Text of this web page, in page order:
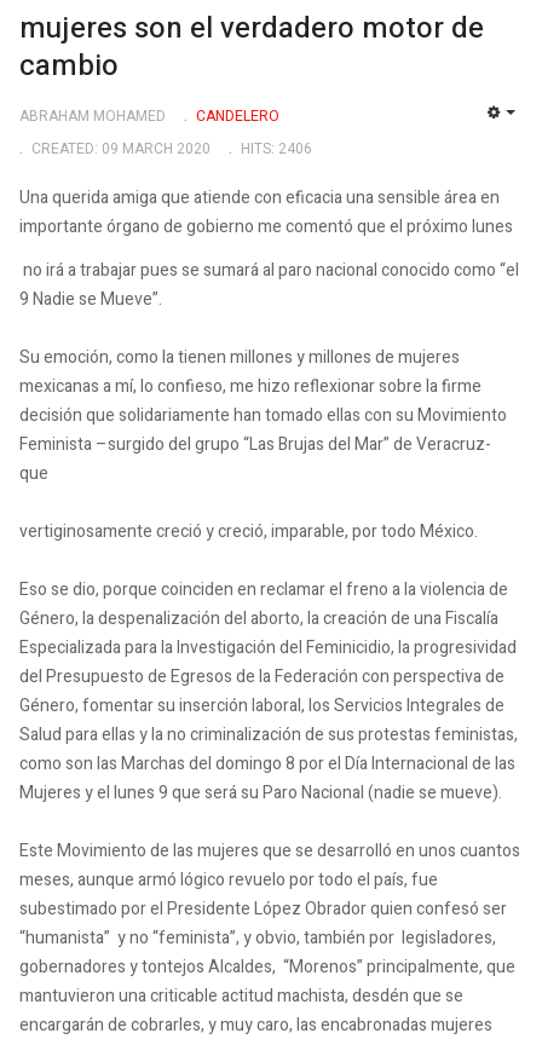
mujeres son el verdadero motor de
cambio
ABRAHAM MOHAMED
CANDELERO
CREATED: 09 MARCH 2020
HITS: 2406
Una querida amiga que atiende con eficacia una sensible área en
importante órgano de gobierno me comentó que el próximo lunes
no irá a trabajar pues se sumará al paro nacional conocido como “el
9 Nadie se Mueve”.
Su emoción, como la tienen millones y millones de mujeres
mexicanas a mí, lo confieso, me hizo reflexionar sobre la firme
decisión que solidariamente han tomado ellas con su Movimiento
Feminista –surgido del grupo “Las Brujas del Mar” de Veracruz-
que
vertiginosamente creció y creció, imparable, por todo México.
Eso se dio, porque coinciden en reclamar el freno a la violencia de
Género, la despenalización del aborto, la creación de una Fiscalía
Especializada para la Investigación del Feminicidio, la progresividad
del Presupuesto de Egresos de la Federación con perspectiva de
Género, fomentar su inserción laboral, los Servicios Integrales de
Salud para ellas y la no criminalización de sus protestas feministas,
como son las Marchas del domingo 8 por el Día Internacional de las
Mujeres y el lunes 9 que será su Paro Nacional (nadie se mueve).
Este Movimiento de las mujeres que se desarrolló en unos cuantos
meses, aunque armó lógico revuelo por todo el país, fue
subestimado por el Presidente López Obrador quien confesó ser
“humanista” y no “feminista”, y obvio, también por legisladores,
gobernadores y tontejos Alcaldes, “Morenos” principalmente, que
mantuvieron una criticable actitud machista, desdén que se
encargarán de cobrarles, y muy caro, las encabronadas mujeres